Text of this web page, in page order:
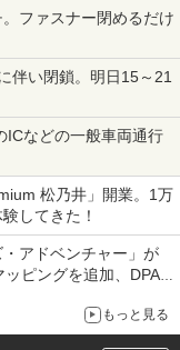
ファスナー閉めるだけ
伴い閉鎖。明日15～21
ICなどの一般車両通行
松乃井」開業。1万
してきた！
アドベンチャー」が
ピングを追加、DPA
もっと見る